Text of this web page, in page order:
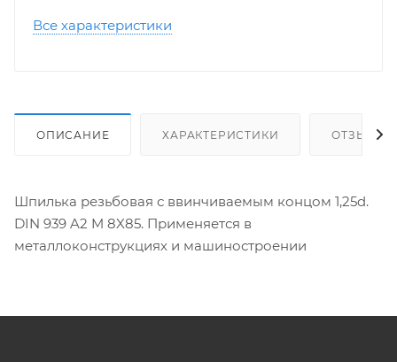
Все характеристики
ОПИСАНИЕ ХАРАКТЕРИСТИКИ ОТЗЫВЫ
Шпилька резьбовая с ввинчиваемым концом 1,25d.
DIN 939 A2 M 8X85. Применяется в
металлоконструкциях и машиностроении